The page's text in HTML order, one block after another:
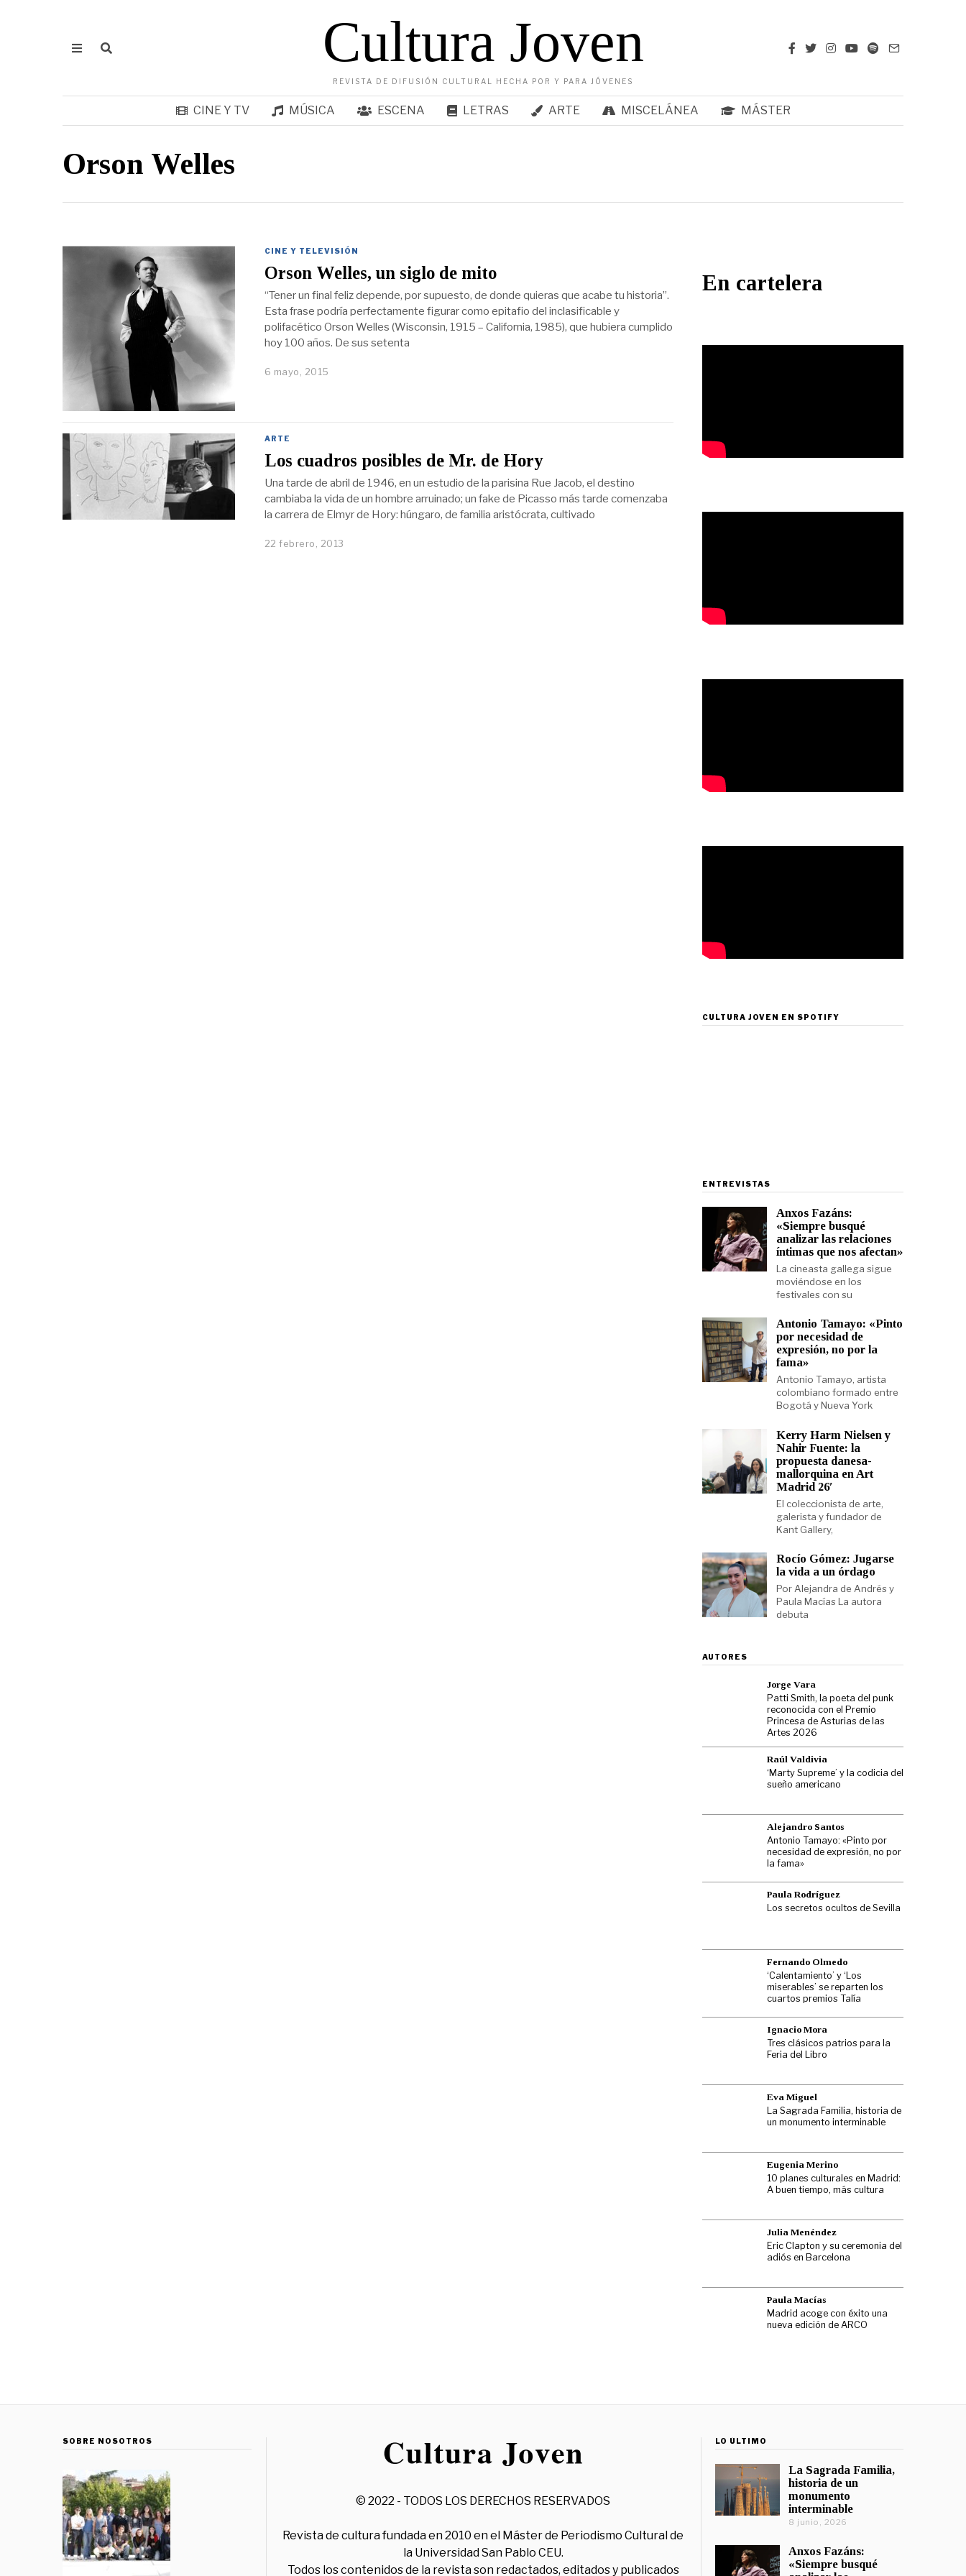
Cultura Joven
REVISTA DE DIFUSIÓN CULTURAL HECHA POR Y PARA JÓVENES
CINE Y TV MÚSICA ESCENA LETRAS ARTE MISCELÁNEA MÁSTER
Orson Welles
CINE Y TELEVISIÓN
Orson Welles, un siglo de mito
“Tener un final feliz depende, por supuesto, de donde quieras que acabe tu historia”.
Esta frase podría perfectamente figurar como epitafio del inclasificable y
polifacético Orson Welles (Wisconsin, 1915 – California, 1985), que hubiera cumplido
hoy 100 años. De sus setenta
6 mayo, 2015
ARTE
Los cuadros posibles de Mr. de Hory
Una tarde de abril de 1946, en un estudio de la parisina Rue Jacob, el destino
cambiaba la vida de un hombre arruinado; un fake de Picasso más tarde comenzaba
la carrera de Elmyr de Hory: húngaro, de familia aristócrata, cultivado
22 febrero, 2013
En cartelera
CULTURA JOVEN EN SPOTIFY
ENTREVISTAS
Anxos Fazáns:
«Siempre busqué
analizar las relaciones
íntimas que nos afectan»
La cineasta gallega sigue
moviéndose en los
festivales con su
Antonio Tamayo: «Pinto
por necesidad de
expresión, no por la
fama»
Antonio Tamayo, artista
colombiano formado entre
Bogotá y Nueva York
Kerry Harm Nielsen y
Nahir Fuente: la
propuesta danesa-
mallorquina en Art
Madrid 26′
El coleccionista de arte,
galerista y fundador de
Kant Gallery,
Rocío Gómez: Jugarse
la vida a un órdago
Por Alejandra de Andrés y
Paula Macías La autora
debuta
AUTORES
Jorge Vara
Patti Smith, la poeta del punk
reconocida con el Premio
Princesa de Asturias de las
Artes 2026
Raúl Valdivia
‘Marty Supreme’ y la codicia del
sueño americano
Alejandro Santos
Antonio Tamayo: «Pinto por
necesidad de expresión, no por
la fama»
Paula Rodríguez
Los secretos ocultos de Sevilla
Fernando Olmedo
‘Calentamiento’ y ‘Los
miserables’ se reparten los
cuartos premios Talía
Ignacio Mora
Tres clásicos patrios para la
Feria del Libro
Eva Miguel
La Sagrada Familia, historia de
un monumento interminable
Eugenia Merino
10 planes culturales en Madrid:
A buen tiempo, más cultura
Julia Menéndez
Eric Clapton y su ceremonia del
adiós en Barcelona
Paula Macías
Madrid acoge con éxito una
nueva edición de ARCO
SOBRE NOSOTROS
© 2022 - TODOS LOS DERECHOS RESERVADOS
Revista de cultura fundada en 2010 en el Máster de Periodismo Cultural de
la Universidad San Pablo CEU.
Todos los contenidos de la revista son redactados, editados y publicados
LO ÚLTIMO
La Sagrada Familia,
historia de un
monumento
interminable
8 junio, 2026
Anxos Fazáns:
«Siempre busqué